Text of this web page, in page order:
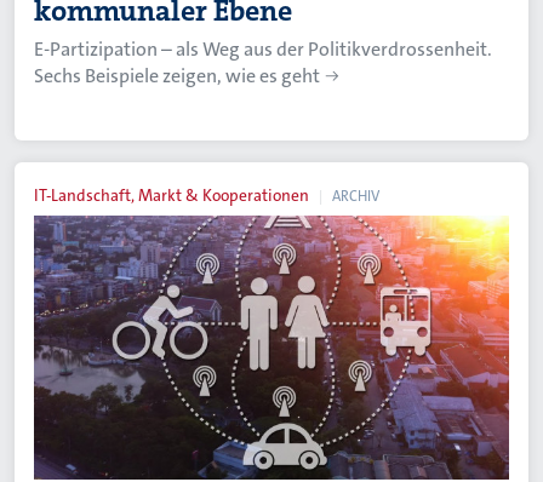
kommunaler Ebene
E-Partizipation – als Weg aus der Politikverdrossenheit.
Sechs Beispiele zeigen, wie es geht
IT-Landschaft, Markt & Kooperationen ARCHIV